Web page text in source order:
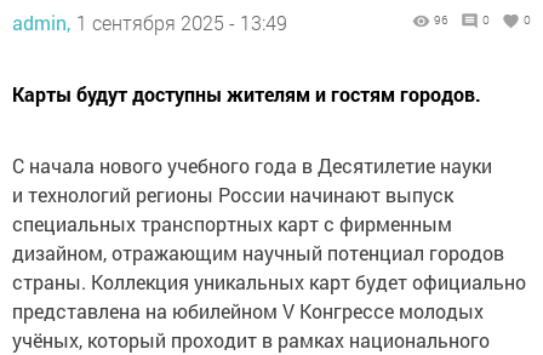
admin, 1 сентября 2025 - 13:49 96 0 0
Карты будут доступны жителям и гостям городов.
С начала нового учебного года в Десятилетие науки
и технологий регионы России начинают выпуск
специальных транспортных карт с фирменным
дизайном, отражающим научный потенциал городов
страны. Коллекция уникальных карт будет официально
представлена на юбилейном V Конгрессе молодых
учёных, который проходит в рамках национального